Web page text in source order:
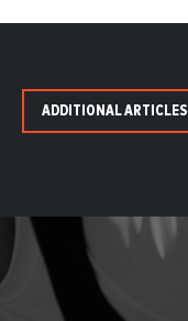
ADDITIONAL ARTICLES